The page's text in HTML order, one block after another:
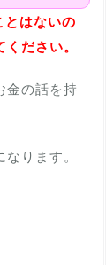
とはないの
ださい。
金の話を持
ります。